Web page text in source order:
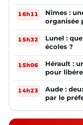
16h11
Nîmes :
organisée
15h32
Lunel :
écoles ?
15h06
Hérault :
pour
14h23
Aude :
par le